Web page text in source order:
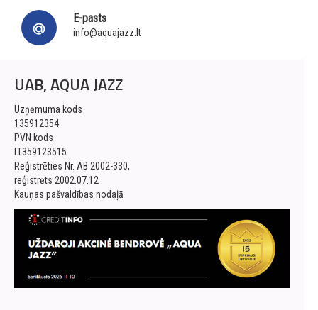
E-pasts
info@aquajazz.lt
UAB, AQUA JAZZ
Uzņēmuma kods
135912354
PVN kods
LT359123515
Reģistrēties Nr. AB 2002-330,
reģistrēts 2002.07.12
Kauņas pašvaldības nodaļā